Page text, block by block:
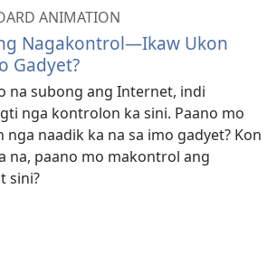
ANIMATION
Nagakontrol—Ikaw Ukon
Gadyet?
na subong ang Internet, indi
nga kontrolon ka sini. Paano mo
nga naadik ka na sa imo gadyet? Kon
na, paano mo makontrol ang
sini?